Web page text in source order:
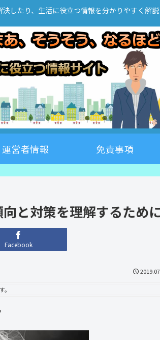
したり、生活に役立つ情報を分かりやすく解説
運営者情報 免責事項
と対策を理解するため
Facebook
。